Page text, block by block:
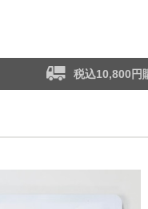
税込10,800円